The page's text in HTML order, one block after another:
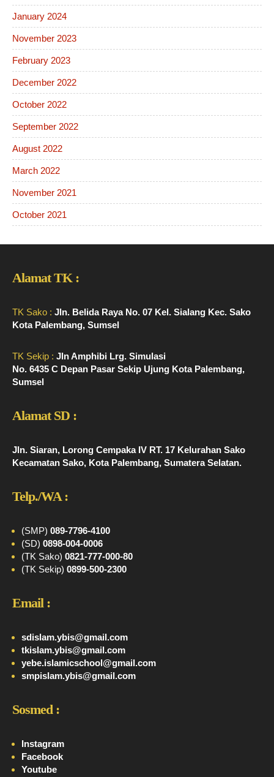
January 2024
November 2023
February 2023
December 2022
October 2022
September 2022
August 2022
March 2022
November 2021
October 2021
Alamat TK :
TK Sako : Jln. Belida Raya No. 07 Kel. Sialang Kec. Sako
Kota Palembang, Sumsel
TK Sekip : Jln Amphibi Lrg. Simulasi
No. 6435 C Depan Pasar Sekip Ujung Kota Palembang,
Sumsel
Alamat SD :
Jln. Siaran, Lorong Cempaka IV RT. 17 Kelurahan Sako
Kecamatan Sako, Kota Palembang, Sumatera Selatan.
Telp./WA :
(SMP) 089-7796-4100
(SD) 0898-004-0006
(TK Sako) 0821-777-000-80
(TK Sekip) 0899-500-2300
Email :
sdislam.ybis@gmail.com
tkislam.ybis@gmail.com
yebe.islamicschool@gmail.com
smpislam.ybis@gmail.com
Sosmed :
Instagram
Facebook
Youtube